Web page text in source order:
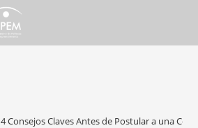
4 Consejos Claves Antes de Postular a una